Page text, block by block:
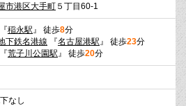
市港区大手町 ５丁目60-1
『稲永駅 』 徒歩8分
下鉄名港線 『名古屋港駅 』 徒歩23分
『荒子川公園駅 』 徒歩20分
なし